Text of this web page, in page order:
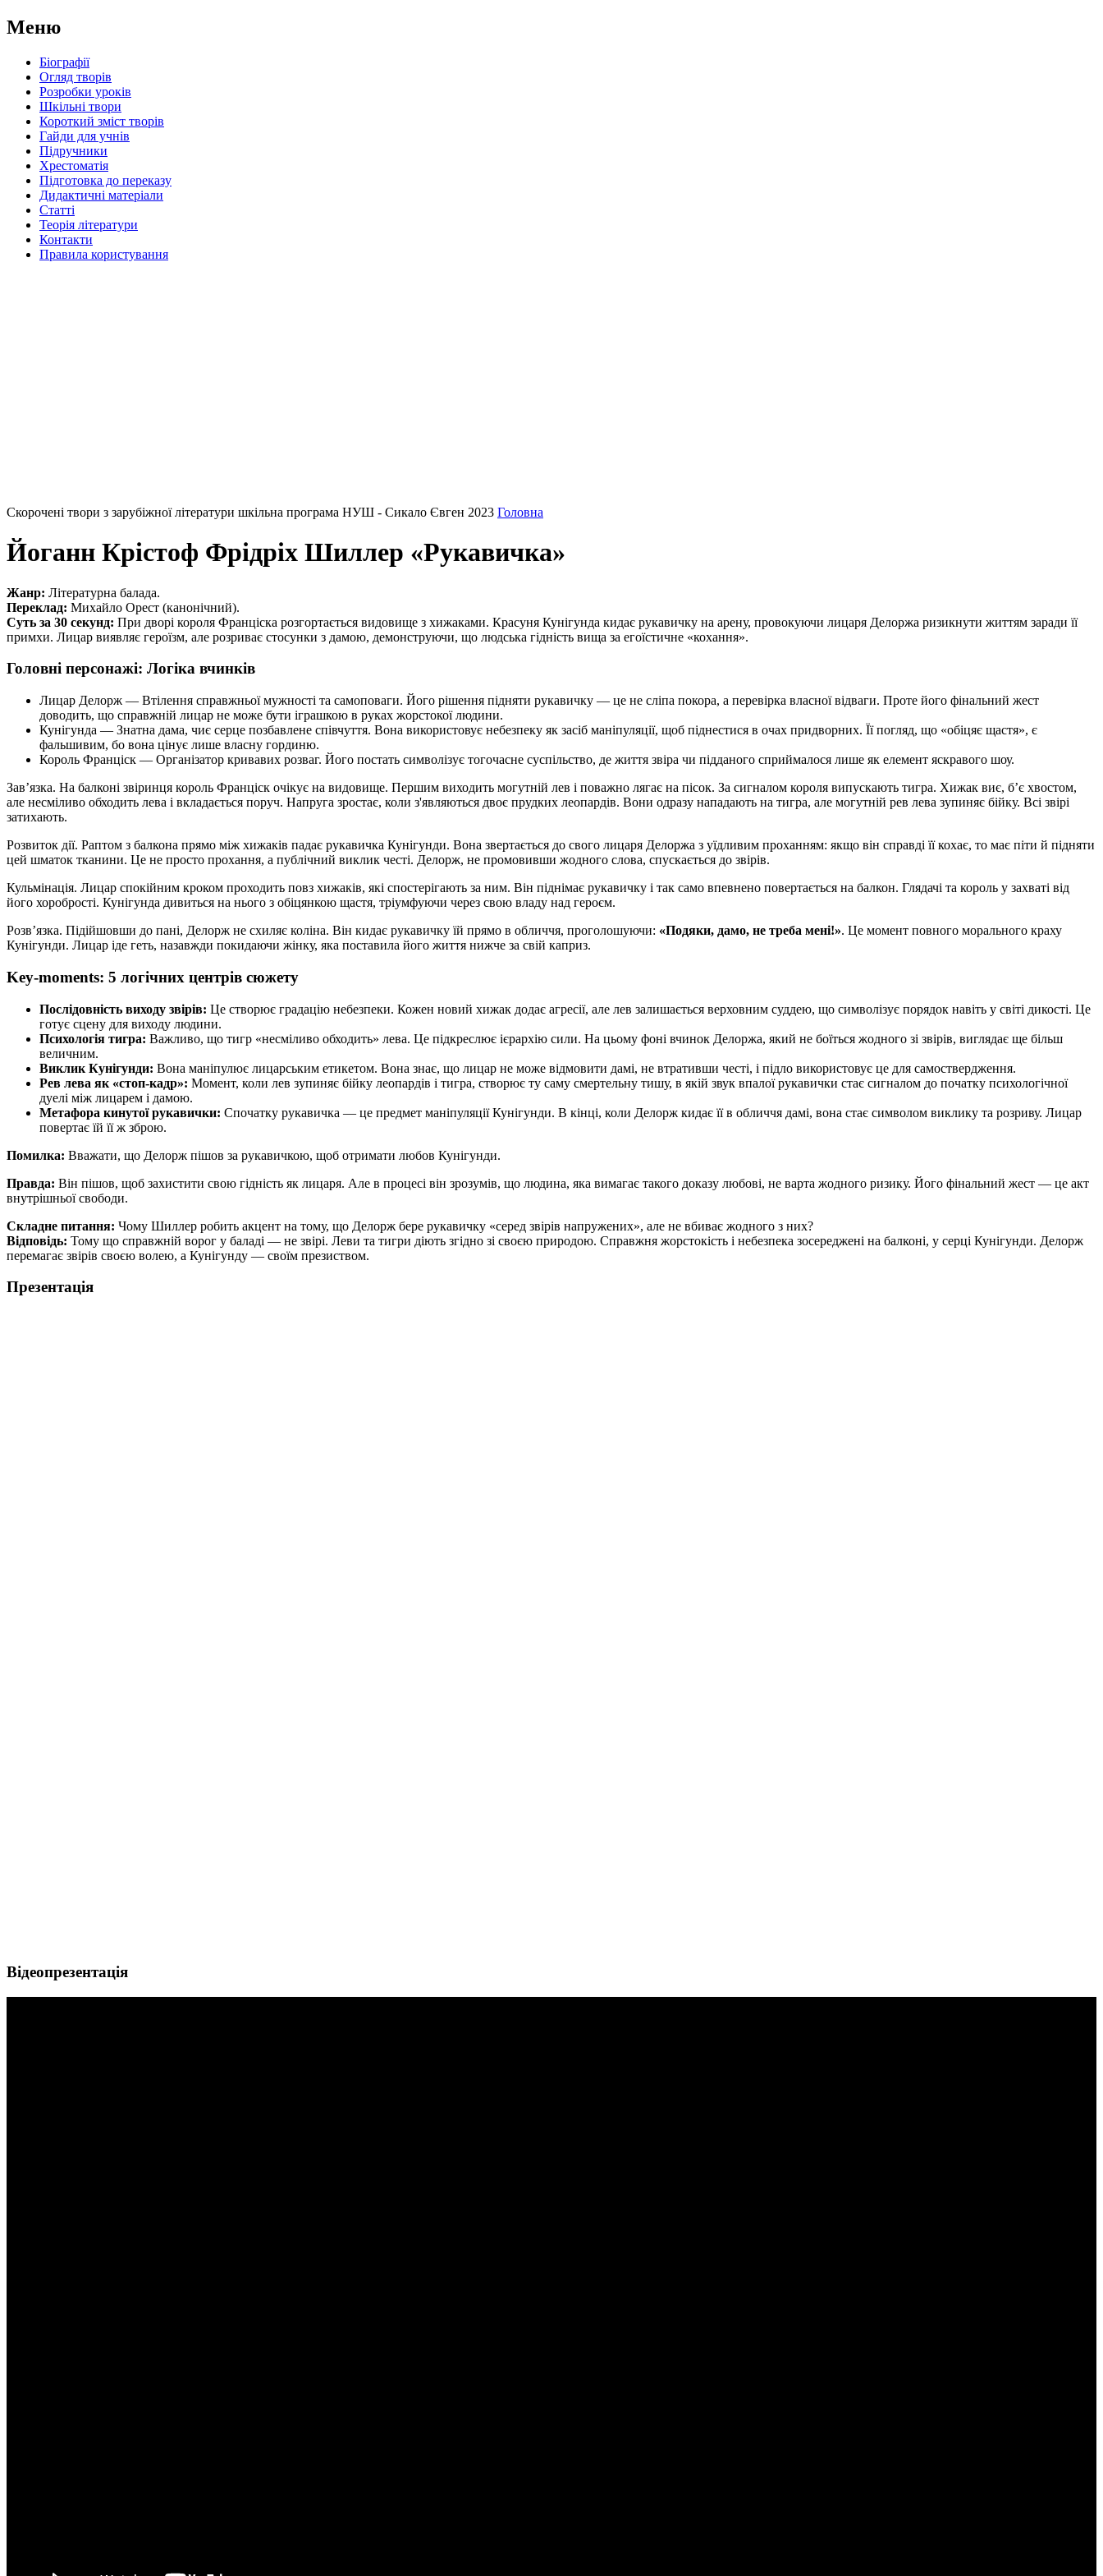
Меню
Біографії
Огляд творів
Розробки уроків
Шкільні твори
Короткий зміст творів
Гайди для учнів
Підручники
Хрестоматія
Підготовка до переказу
Дидактичні матеріали
Статті
Теорія літератури
Контакти
Правила користування
Скорочені твори з зарубіжної літератури шкільна програма НУШ - Сикало Євген 2023 Головна
Йоганн Крістоф Фрідріх Шиллер «Рукавичка»
Жанр: Літературна балада.
Переклад: Михайло Орест (канонічний).
Суть за 30 секунд: При дворі короля Франціска розгортається видовище з хижаками. Красуня Кунігунда кидає рукавичку на арену, провокуючи лицаря Делоржа ризикнути життям заради її
примхи. Лицар виявляє героїзм, але розриває стосунки з дамою, демонструючи, що людська гідність вища за егоїстичне «кохання».
Головні персонажі: Логіка вчинків
Лицар Делорж — Втілення справжньої мужності та самоповаги. Його рішення підняти рукавичку — це не сліпа покора, а перевірка власної відваги. Проте його фінальний жест
доводить, що справжній лицар не може бути іграшкою в руках жорстокої людини.
Кунігунда — Знатна дама, чиє серце позбавлене співчуття. Вона використовує небезпеку як засіб маніпуляції, щоб піднестися в очах придворних. Її погляд, що «обіцяє щастя», є
фальшивим, бо вона цінує лише власну гординю.
Король Франціск — Організатор кривавих розваг. Його постать символізує тогочасне суспільство, де життя звіра чи підданого сприймалося лише як елемент яскравого шоу.
Зав’язка. На балконі звіринця король Франціск очікує на видовище. Першим виходить могутній лев і поважно лягає на пісок. За сигналом короля випускають тигра. Хижак виє, б’є хвостом,
але несміливо обходить лева і вкладається поруч. Напруга зростає, коли з'являються двоє прудких леопардів. Вони одразу нападають на тигра, але могутній рев лева зупиняє бійку. Всі звірі
затихають.
Розвиток дії. Раптом з балкона прямо між хижаків падає рукавичка Кунігунди. Вона звертається до свого лицаря Делоржа з уїдливим проханням: якщо він справді її кохає, то має піти й підняти
цей шматок тканини. Це не просто прохання, а публічний виклик честі. Делорж, не промовивши жодного слова, спускається до звірів.
Кульмінація. Лицар спокійним кроком проходить повз хижаків, які спостерігають за ним. Він піднімає рукавичку і так само впевнено повертається на балкон. Глядачі та король у захваті від
його хоробрості. Кунігунда дивиться на нього з обіцянкою щастя, тріумфуючи через свою владу над героєм.
Розв’язка. Підійшовши до пані, Делорж не схиляє коліна. Він кидає рукавичку їй прямо в обличчя, проголошуючи: «Подяки, дамо, не треба мені!». Це момент повного морального краху
Кунігунди. Лицар іде геть, назавжди покидаючи жінку, яка поставила його життя нижче за свій каприз.
Key-moments: 5 логічних центрів сюжету
Послідовність виходу звірів: Це створює градацію небезпеки. Кожен новий хижак додає агресії, але лев залишається верховним суддею, що символізує порядок навіть у світі дикості. Це
готує сцену для виходу людини.
Психологія тигра: Важливо, що тигр «несміливо обходить» лева. Це підкреслює ієрархію сили. На цьому фоні вчинок Делоржа, який не боїться жодного зі звірів, виглядає ще більш
величним.
Виклик Кунігунди: Вона маніпулює лицарським етикетом. Вона знає, що лицар не може відмовити дамі, не втративши честі, і підло використовує це для самоствердження.
Рев лева як «стоп-кадр»: Момент, коли лев зупиняє бійку леопардів і тигра, створює ту саму смертельну тишу, в якій звук впалої рукавички стає сигналом до початку психологічної
дуелі між лицарем і дамою.
Метафора кинутої рукавички: Спочатку рукавичка — це предмет маніпуляції Кунігунди. В кінці, коли Делорж кидає її в обличчя дамі, вона стає символом виклику та розриву. Лицар
повертає їй її ж зброю.
Помилка: Вважати, що Делорж пішов за рукавичкою, щоб отримати любов Кунігунди.
Правда: Він пішов, щоб захистити свою гідність як лицаря. Але в процесі він зрозумів, що людина, яка вимагає такого доказу любові, не варта жодного ризику. Його фінальний жест — це акт
внутрішньої свободи.
Складне питання: Чому Шиллер робить акцент на тому, що Делорж бере рукавичку «серед звірів напружених», але не вбиває жодного з них?
Відповідь: Тому що справжній ворог у баладі — не звірі. Леви та тигри діють згідно зі своєю природою. Справжня жорстокість і небезпека зосереджені на балконі, у серці Кунігунди. Делорж
перемагає звірів своєю волею, а Кунігунду — своїм презиством.
Презентація
Відеопрезентація